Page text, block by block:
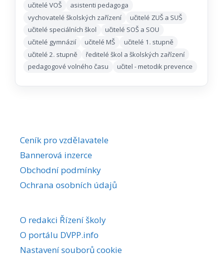
učitelé VOŠ
asistenti pedagoga
vychovatelé školských zařízení
učitelé ZUŠ a SUŠ
učitelé speciálních škol
učitelé SOŠ a SOU
učitelé gymnázií
učitelé MŠ
učitelé 1. stupně
učitelé 2. stupně
ředitelé škol a školských zařízení
pedagogové volného času
učitel - metodik prevence
Ceník pro vzdělavatele
Bannerová inzerce
Obchodní podmínky
Ochrana osobních údajů
O redakci Řízení školy
O portálu DVPP.info
Nastavení souborů cookie